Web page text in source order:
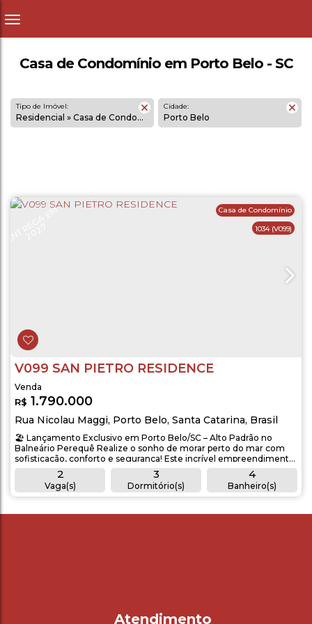
Casa de Condomínio em Porto Belo - SC
Tipo de Imóvel:
Residencial » Casa de Condomínio
Cidade:
Porto Belo
1034 (V099)
Casa de Condomínio
V099 SAN PIETRO RESIDENCE
R$ 1.790.000
Rua Nicolau Maggi, Porto Belo, Santa Catarina, Brasil
3
Dormitório(s)
4
Banheiro(s)
Privativo:
86.00~ 117.00m²
1 3
2
Vaga(s)
🏖️ Lançamento Exclusivo em Porto Belo/SC – Alto Padrão no
Balneário Perequê Realize o sonho de morar perto do mar com
sofisticação, conforto e segurança! Este incrível empreendimento
está localizado a apenas 400 metros da praia, ao lado da igreja
católica, na charmosa Rua Nicolau Maggi, no Balneário Perequê.
São apenas 6 unidades disponíveis, com áreas privativas entre...